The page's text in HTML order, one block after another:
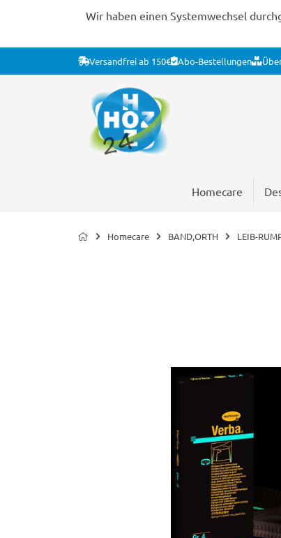
Wir haben einen Systemwechsel
Versandfrei ab 150€ Abo-Bestellungen
Homecare
Homecare BAND,ORTH LEIB-